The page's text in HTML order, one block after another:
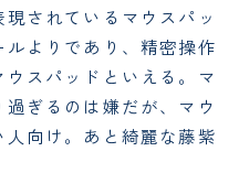
されているマウスパッ
ルよりであり、精密操作
スパッドといえる。マ
ぎるのは嫌だが、マウ
向け。あと綺麗な藤紫